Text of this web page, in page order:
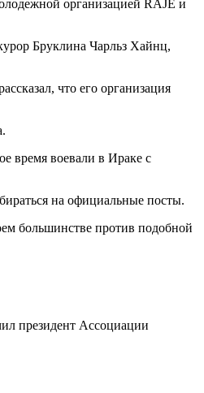
организацией RAJE и
Бруклина Чарльз Хайнц,
что его организация
время воевали в Ираке с
на официальные посты.
большинстве против подобной
президент Ассоциации